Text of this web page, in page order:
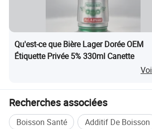
Qu'est-ce que Bière Lager Dorée OEM
Étiquette Privée 5% 330ml Canette
Recherches associées
Boisson Santé
Additif De Boisson